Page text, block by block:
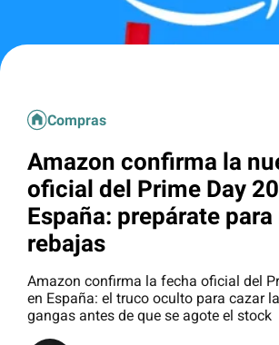
Compras
Amazon confirma la
oficial del Prime Day
España: prepárate
rebajas
Amazon confirma la fecha oficial del
en España: el truco oculto para cazar
gangas antes de que se agote el stock